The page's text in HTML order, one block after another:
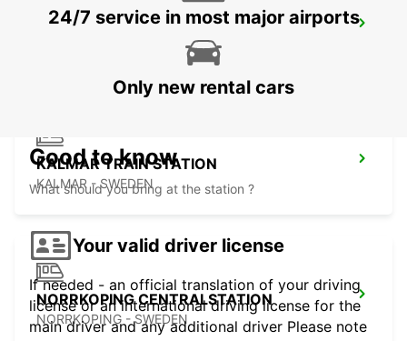
NORRKOPING
NORRKOPING - SWEDEN
KALMAR TRAIN STATION
KALMAR - SWEDEN
NORRKOPING CENTRALSTATION
NORRKOPING - SWEDEN
24/7 service in most major airports
Only new rental cars
Good to know
What should you bring at the station ?
Your valid driver license
If needed - an official translation of your driving
license or an international driving license for the
main driver and any additional driver Please note